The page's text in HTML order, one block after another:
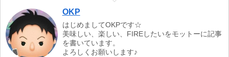
OKP
はじめましてOKPです☆
美味しい、楽しい、FIREしたいをモットーに記事
を書いています。
よろしくお願いします♪